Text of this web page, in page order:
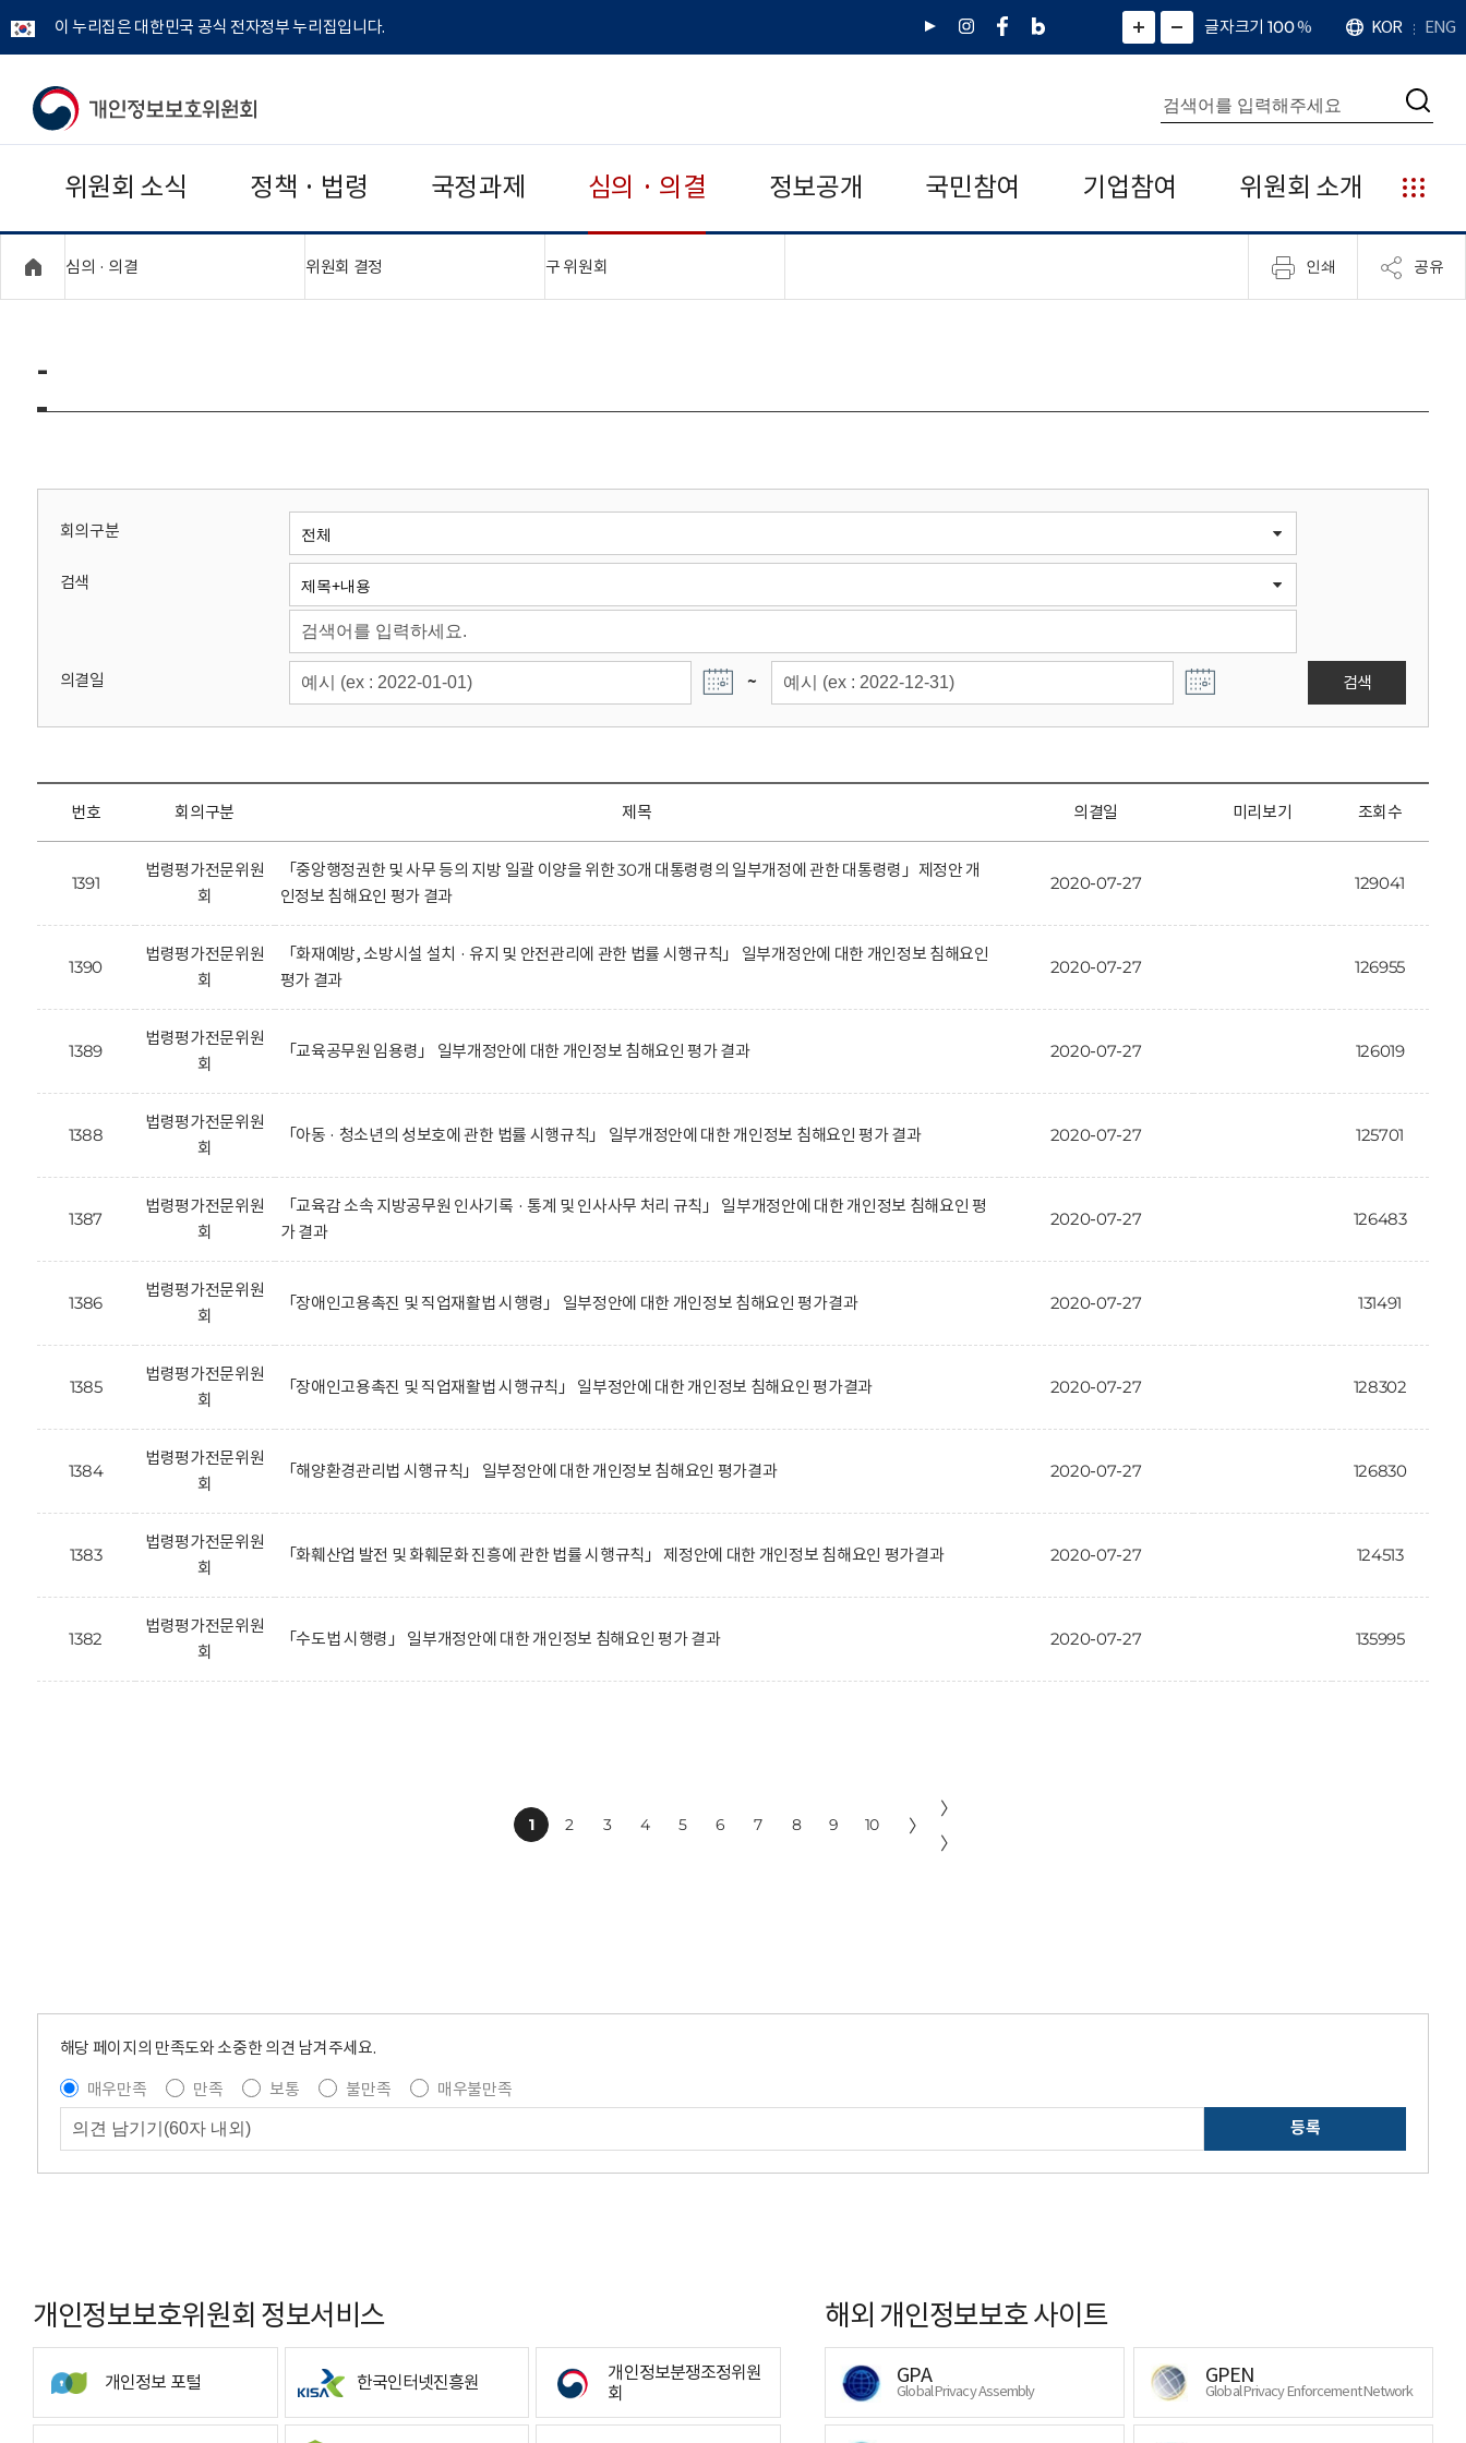
이 누리집은 대한민국 공식 전자정부 누리집입니다.
유
인
페
네
그
)
화
면
면
소
확
대
치
글자크기 100%
언
어
KOR ENG
개
보
보
위
회
통
합
검
색
검
위원회 소식 정책 · 법령 국정과제 심의 · 의결 정보공개 국민참여 기업참여 위원회 소개
누
리
집
안
심의 · 의결 위원회 결정 구 위원회 인쇄 공유
-
회의구분
검색
의결일 ~ 검색
번호 회의구분 제목 의결일 미리보기 조회수
1391
법령평가전문위원
회
「중앙행정권한 및 사무 등의 지방 일괄 이양을 위한 30개 대통령령의 일부개정에 관한 대통령령」제정안 개
인정보 침해요인 평가 결과
2020-07-27 129041
1390
법령평가전문위원
회
「화재예방, 소방시설 설치 · 유지 및 안전관리에 관한 법률 시행규칙」 일부개정안에 대한 개인정보 침해요인
평가 결과
2020-07-27 126955
1389
법령평가전문위원
회
「교육공무원 임용령」 일부개정안에 대한 개인정보 침해요인 평가 결과 2020-07-27 126019
1388
법령평가전문위원
회
「아동 · 청소년의 성보호에 관한 법률 시행규칙」 일부개정안에 대한 개인정보 침해요인 평가 결과 2020-07-27 125701
1387
법령평가전문위원
회
「교육감 소속 지방공무원 인사기록 · 통계 및 인사사무 처리 규칙」 일부개정안에 대한 개인정보 침해요인 평
가 결과
2020-07-27 126483
1386
법령평가전문위원
회
「장애인고용촉진 및 직업재활법 시행령」 일부정안에 대한 개인정보 침해요인 평가결과 2020-07-27 131491
1385
법령평가전문위원
회
「장애인고용촉진 및 직업재활법 시행규칙」 일부정안에 대한 개인정보 침해요인 평가결과 2020-07-27 128302
1384
법령평가전문위원
회
「해양환경관리법 시행규칙」 일부정안에 대한 개인정보 침해요인 평가결과 2020-07-27 126830
1383
법령평가전문위원
회
「화훼산업 발전 및 화훼문화 진흥에 관한 법률 시행규칙」 제정안에 대한 개인정보 침해요인 평가결과 2020-07-27 124513
1382
법령평가전문위원
회
「수도법 시행령」 일부개정안에 대한 개인정보 침해요인 평가 결과 2020-07-27 135995
1 2 3 4 5 6 7 8 9 10 〉
〉
〉
해당 페이지의 만족도와 소중한 의견 남겨주세요.
매우만족
만족 보통 불만족
매우불만족
등록
개인정보보호위원회 정보서비스
개인정보 포털 한국인터넷진흥원
개인정보분쟁조정위원
회
해외 개인정보보호 사이트
GPA
Global Privacy Assembly
GPEN
Global Privacy Enforcement Network